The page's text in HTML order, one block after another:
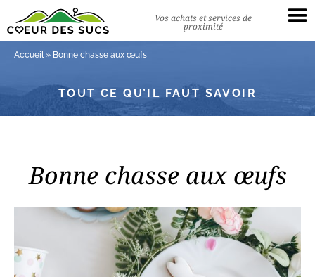
Vos achats et services de
proximité
Accueil» Bonne chasse aux œufs
TOUT CE QU’IL FAUT SAVOIR
Bonne chasse aux œufs